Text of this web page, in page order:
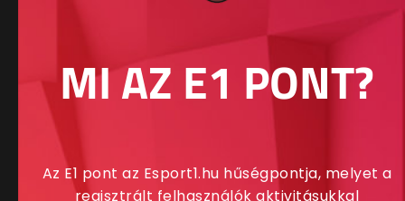
MI AZ E1 PONT?
Az E1 pont az Esport1.hu hűségpontja, melyet a
regisztrált felhasználók aktivitásukkal